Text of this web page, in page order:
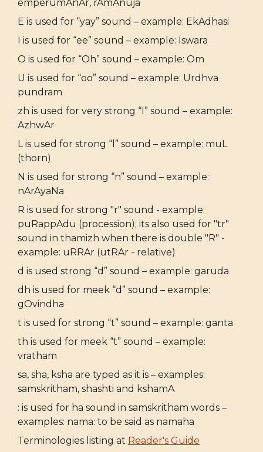
emperumAnAr, rAmAnuja
E is used for “yay” sound – example: EkAdhasi
I is used for “ee” sound – example: Iswara
O is used for “Oh” sound – example: Om
U is used for “oo” sound – example: Urdhva
pundram
zh is used for very strong “l” sound – example:
AzhwAr
L is used for strong “l” sound – example: muL
(thorn)
N is used for strong “n” sound – example:
nArAyaNa
R is used for strong "r" sound - example:
puRappAdu (procession); its also used for "tr"
sound in thamizh when there is double "R" -
example: uRRAr (utRAr - relative)
d is used strong “d” sound – example: garuda
dh is used for meek “d” sound – example:
gOvindha
t is used for strong “t” sound – example: ganta
th is used for meek “t” sound – example:
vratham
sa, sha, ksha are typed as it is – examples:
samskritham, shashti and kshamA
: is used for ha sound in samskritham words –
examples: nama: to be said as namaha
Terminologies listing at Reader's Guide